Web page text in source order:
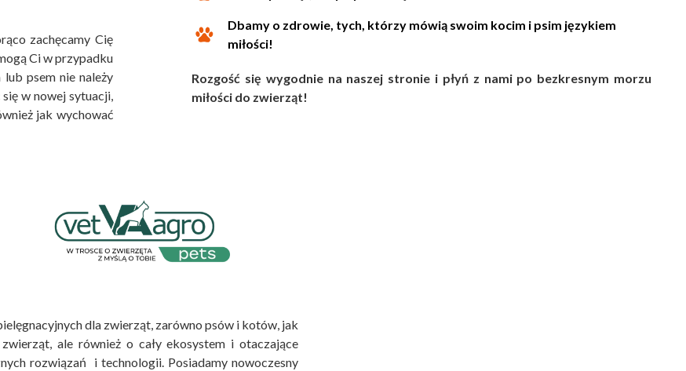
zachęcamy Cię
Ci w przypadku
psem nie należy
w nowej sytuacji,
jak wychować
Dbamy o zdrowie, tych, którzy mówią swoim kocim i psim językiem
miłości!
Rozgość się wygodnie na naszej stronie i płyń z nami po bezkresnym morzu
miłości do zwierząt!
dla zwierząt, zarówno psów i kotów, jak
ale również o cały ekosystem i otaczające
rozwiązań i technologii. Posiadamy nowoczesny